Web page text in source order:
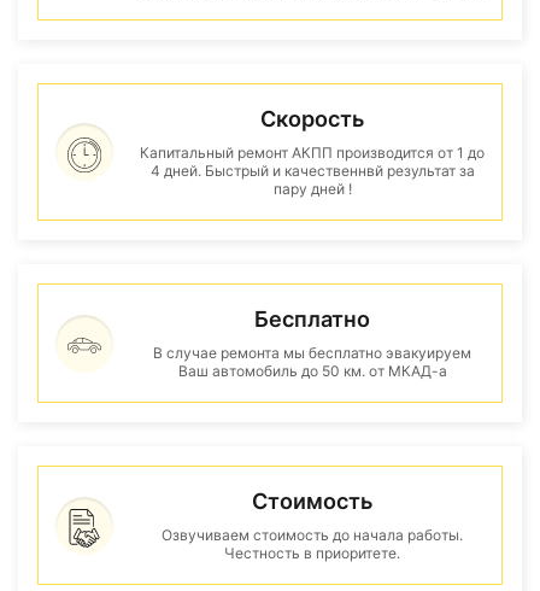
Скорость
Капитальный ремонт АКПП производится от 1 до
4 дней. Быстрый и качественнвй результат за
пару дней !
Бесплатно
В случае ремонта мы бесплатно эвакуируем
Ваш автомобиль до 50 км. от МКАД-а
Стоимость
Озвучиваем стоимость до начала работы.
Честность в приоритете.